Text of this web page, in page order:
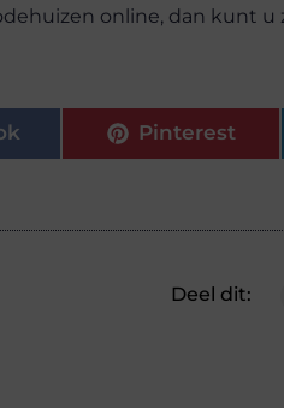
online, dan kunt
Pinterest
Deel dit: